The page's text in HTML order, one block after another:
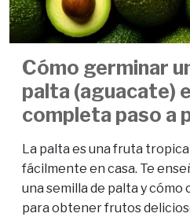
Cómo germinar
palta (aguacate)
completa paso a
La palta es una fruta
fácilmente en casa. Te
una semilla de palta y cómo
para obtener frutos